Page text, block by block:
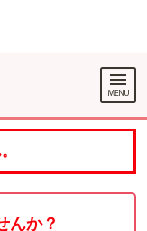
んか？